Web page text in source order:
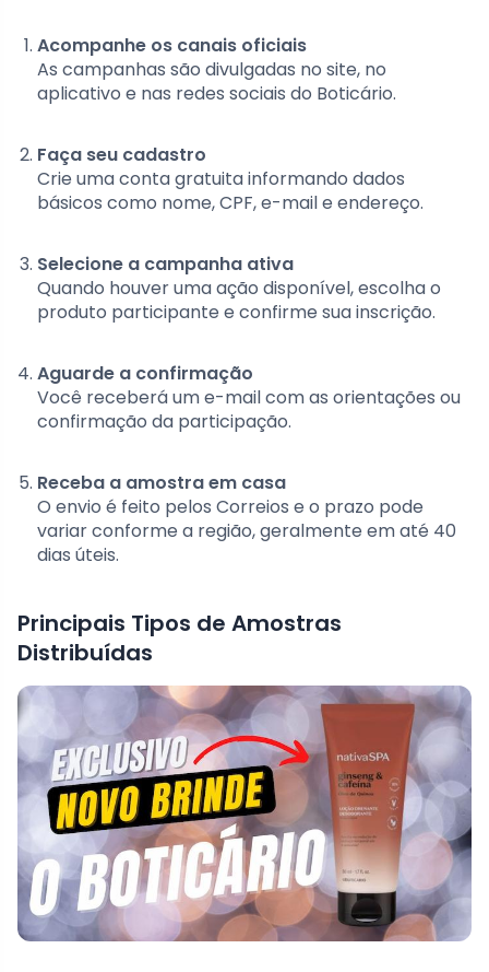
Acompanhe os canais oficiais
As campanhas são divulgadas no site, no
aplicativo e nas redes sociais do Boticário.
Faça seu cadastro
Crie uma conta gratuita informando dados
básicos como nome, CPF, e-mail e endereço.
Selecione a campanha ativa
Quando houver uma ação disponível, escolha o
produto participante e confirme sua inscrição.
Aguarde a confirmação
Você receberá um e-mail com as orientações ou
confirmação da participação.
Receba a amostra em casa
O envio é feito pelos Correios e o prazo pode
variar conforme a região, geralmente em até 40
dias úteis.
Principais Tipos de Amostras
Distribuídas